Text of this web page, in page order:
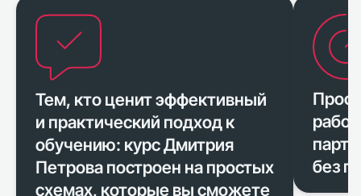
Тем, кто ценит эффективный
и практический подход к
обучению: курс Дмитрия
Петрова построен на простых
схемах, которые вы сможете
без